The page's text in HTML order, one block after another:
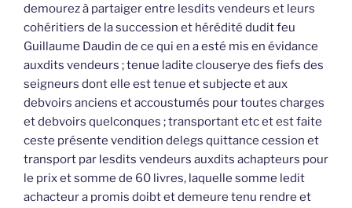
demourez à partaiger entre lesdits vendeurs et leurs
cohéritiers de la succession et hérédité dudit feu
Guillaume Daudin de ce qui en a esté mis en évidance
auxdits vendeurs ; tenue ladite clouserye des fiefs des
seigneurs dont elle est tenue et subjecte et aux
debvoirs anciens et accoustumés pour toutes charges
et debvoirs quelconques ; transportant etc et est faite
ceste présente vendition delegs quittance cession et
transport par lesdits vendeurs auxdits achapteurs pour
le prix et somme de 60 livres, laquelle somme ledit
achacteur a promis doibt et demeure tenu rendre et